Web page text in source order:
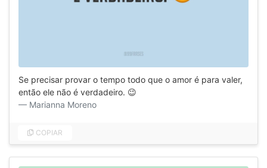
Se precisar provar o tempo todo que o amor é para valer,
então ele não é verdadeiro. 😉
Marianna Moreno
COPIAR